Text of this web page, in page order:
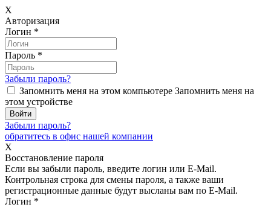
X
Авторизация
Логин *
Пароль *
Забыли пароль?
Запомнить меня на этом компьютере Запомнить меня на
этом устройстве
Забыли пароль?
обратитесь в офис нашей компании
X
Восстановление пароля
Если вы забыли пароль, введите логин или E-Mail.
Контрольная строка для смены пароля, а также ваши
регистрационные данные будут высланы вам по E-Mail.
Логин *